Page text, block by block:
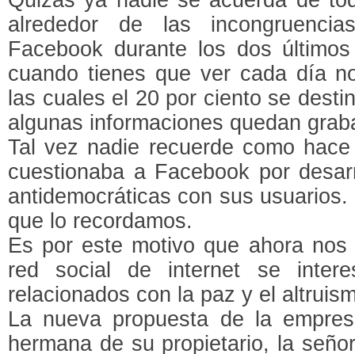
alrededor de las
Facebook durante los dos
cuando tienes que ver cada día
las cuales el 20 por ciento se
algunas informaciones quedan
Tal vez nadie recuerde como
cuestionaba a Facebook por
antidemocráticas con sus
que lo recordamos.
Es por este motivo que ahora
red social de internet se
relacionados con la paz y el
La nueva propuesta de la
hermana de su propietario, la